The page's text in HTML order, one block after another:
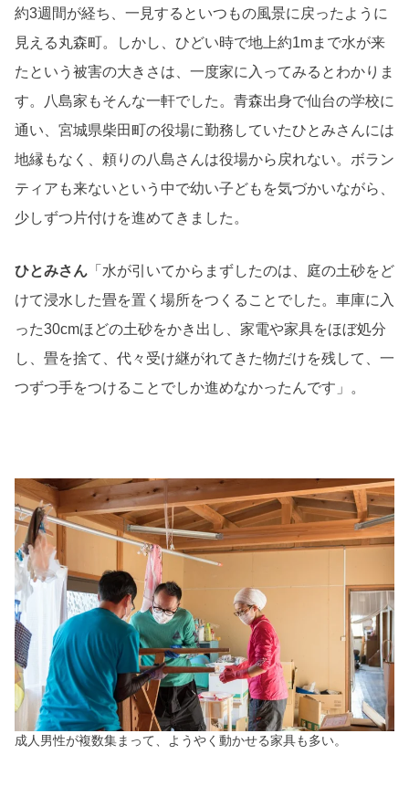
約3週間が経ち、一見するといつもの風景に戻ったように
見える丸森町。しかし、ひどい時で地上約1mまで水が来
たという被害の大きさは、一度家に入ってみるとわかりま
す。八島家もそんな一軒でした。青森出身で仙台の学校に
通い、宮城県柴田町の役場に勤務していたひとみさんには
地縁もなく、頼りの八島さんは役場から戻れない。ボラン
ティアも来ないという中で幼い子どもを気づかいながら、
少しずつ片付けを進めてきました。
ひとみさん 「水が引いてからまずしたのは、庭の土砂をど
けて浸水した畳を置く場所をつくることでした。車庫に入
った30cmほどの土砂をかき出し、家電や家具をほぼ処分
し、畳を捨て、代々受け継がれてきた物だけを残して、一
つずつ手をつけることでしか進めなかったんです」。
成人男性が複数集まって、ようやく動かせる家具も多い。